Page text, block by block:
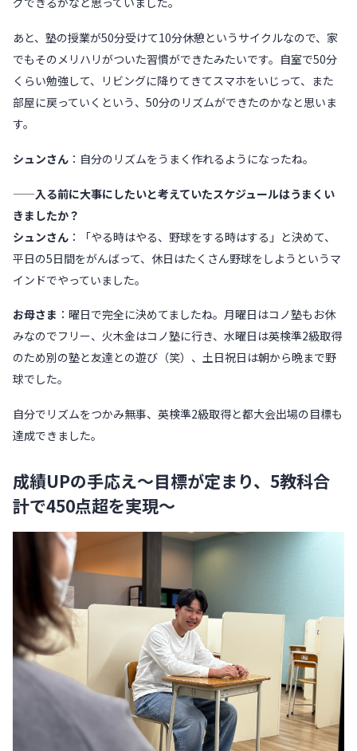
あと、塾の授業が50分受けて10分休憩というサイクルなので、家
でもそのメリハリがついた習慣ができたみたいです。自室で50分
くらい勉強して、リビングに降りてきてスマホをいじって、また
部屋に戻っていくという、50分のリズムができたのかなと思いま
す。
シュンさん ：自分のリズムをうまく作れるようになったね。
——入る前に大事にしたいと考えていたスケジュールはうまくい
きましたか？
シュンさん ：「やる時はやる、野球をする時はする」と決めて、
平日の5日間をがんばって、休日はたくさん野球をしようというマ
インドでやっていました。
お母さま ：曜日で完全に決めてましたね。月曜日はコノ塾もお休
みなのでフリー、火木金はコノ塾に行き、水曜日は英検準2級取得
のため別の塾と友達との遊び（笑）、土日祝日は朝から晩まで野
球でした。
自分でリズムをつかみ無事、英検準2級取得と都大会出場の目標も
達成できました。
成績UPの手応え〜目標が定まり、5教科合
計で450点超を実現〜